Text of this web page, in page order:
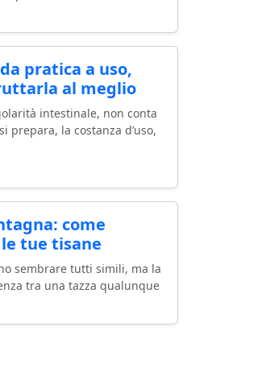
pratica a uso,
al meglio
intestinale, non conta
la costanza d’uso,
come
tue tisane
sembrare tutti simili, ma la
tra una tazza qualunque